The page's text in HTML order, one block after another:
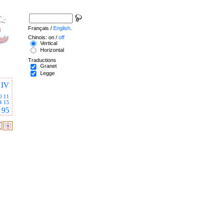
IV
11
15
95
Français / English
Chinois: on / off
Vertical
Horizontal
Traductions
Granet
Legge